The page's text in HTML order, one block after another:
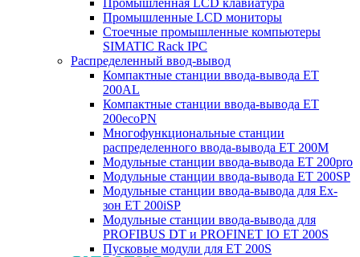
Промышленная LCD клавиатура
Промышленные LCD мониторы
Стоечные промышленные компьютеры
SIMATIC Rack IPC
Распределенный ввод-вывод
Компактные станции ввода-вывода ET
200AL
Компактные станции ввода-вывода ET
200ecoPN
Многофункциональные станции
распределенного ввода-вывода ET 200M
Модульные станции ввода-вывода ET 200pro
Модульные станции ввода-вывода ET 200SP
Модульные станции ввода-вывода для Ex-
зон ET 200iSP
Модульные станции ввода-вывода для
PROFIBUS DT и PROFINET IO ET 200S
Пусковые модули для ET 200S